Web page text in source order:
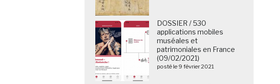
DOSSIER / 530
applications mobiles
muséales et
patrimoniales en France
(09/02/2021)
posté le 9 février 2021